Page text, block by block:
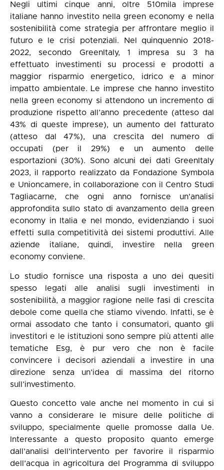
Negli ultimi cinque anni, oltre 510mila imprese
italiane hanno investito nella green economy e nella
sostenibilità come strategia per affrontare meglio il
futuro e le crisi potenziali. Nel quinquennio 2018-
2022, secondo GreenItaly, 1 impresa su 3 ha
effettuato investimenti su processi e prodotti a
maggior risparmio energetico, idrico e a minor
impatto ambientale. Le imprese che hanno investito
nella green economy si attendono un incremento di
produzione rispetto all’anno precedente (atteso dal
43% di queste imprese), un aumento del fatturato
(atteso dal 47%), una crescita del numero di
occupati (per il 29%) e un aumento delle
esportazioni (30%). Sono alcuni dei dati GreenItaly
2023, il rapporto realizzato da Fondazione Symbola
e Unioncamere, in collaborazione con il Centro Studi
Tagliacarne, che ogni anno fornisce un'analisi
approfondita sullo stato di avanzamento della green
economy in Italia e nel mondo, evidenziando i suoi
effetti sulla competitività dei sistemi produttivi. Alle
aziende italiane, quindi, investire nella green
economy conviene.
Lo studio fornisce una risposta a uno dei quesiti
spesso legati alle analisi sugli investimenti in
sostenibilità, a maggior ragione nelle fasi di crescita
debole come quella che stiamo vivendo. Infatti, se è
ormai assodato che tanto i consumatori, quanto gli
investitori e le istituzioni sono sempre più attenti alle
tematiche Esg, è pur vero che non è facile
convincere i decisori aziendali a investire in una
direzione senza un’idea di massima del ritorno
sull’investimento.
Questo concetto vale anche nel momento in cui si
vanno a considerare le misure delle politiche di
sviluppo, specialmente quelle promosse dalla Ue.
Interessante a questo proposito quanto emerge
dall’analisi dell’intervento per favorire il risparmio
dell’acqua in agricoltura del Programma di sviluppo